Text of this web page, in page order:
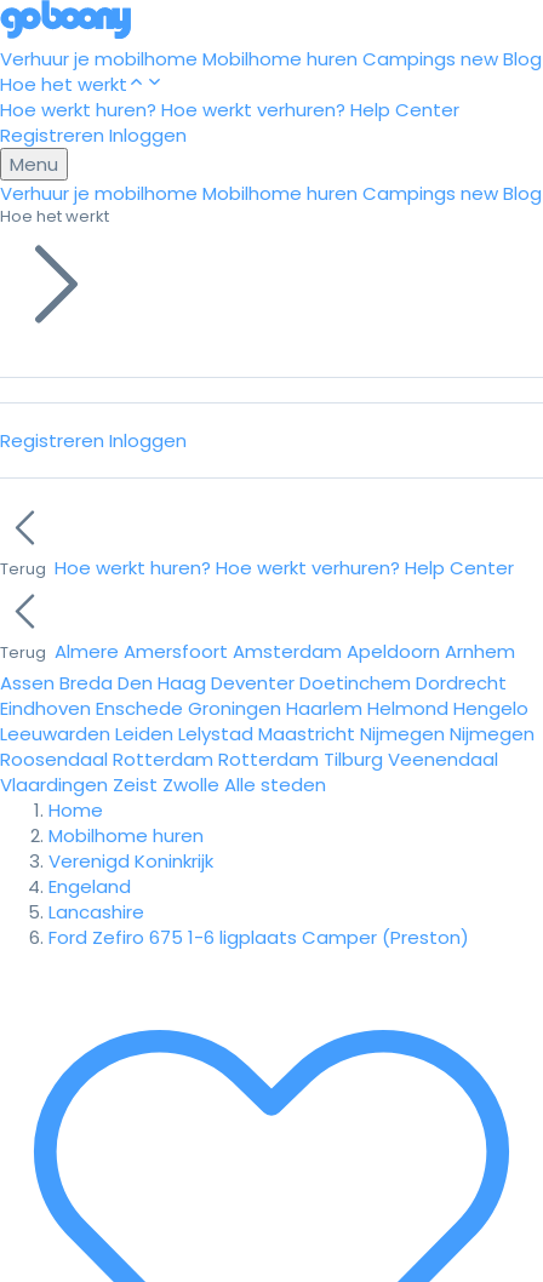
Verhuur je mobilhome Mobilhome huren Campings newBlog
Hoe het werkt
Hoe werkt huren? Hoe werkt verhuren? Help Center
Registreren Inloggen
Menu
Verhuur je mobilhome Mobilhome huren Campings newBlog
Hoe het werkt
Registreren Inloggen
Terug Hoe werkt huren? Hoe werkt verhuren? Help Center
Terug Almere Amersfoort Amsterdam Apeldoorn Arnhem
Assen Breda Den Haag DeventerDoetinchem Dordrecht
Eindhoven Enschede Groningen Haarlem Helmond Hengelo
Leeuwarden Leiden Lelystad Maastricht Nijmegen Nijmegen
Roosendaal Rotterdam Rotterdam Tilburg Veenendaal
Vlaardingen Zeist Zwolle Alle steden
Home
Mobilhome huren
Verenigd Koninkrijk
Engeland
Lancashire
Ford Zefiro 675 1-6 ligplaats Camper (Preston)